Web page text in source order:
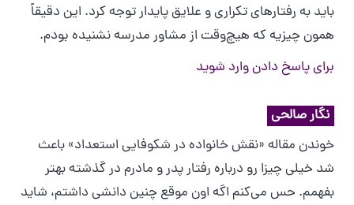
باید به رفتارهای تکراری و علایق پایدار توجه کرد. این دقیقاً
همون چیزیه که هیچ‌وقت از مشاور مدرسه نشنیده بودم.
برای پاسخ دادن وارد شوید
نگار صالحی
خوندن مقاله «نقش خانواده در شکوفایی استعداد» باعث
شد خیلی چیزا رو درباره رفتار پدر و مادرم در گذشته بهتر
بفهمم. حس می‌کنم اگه اون موقع چنین دانشی داشتم، شاید